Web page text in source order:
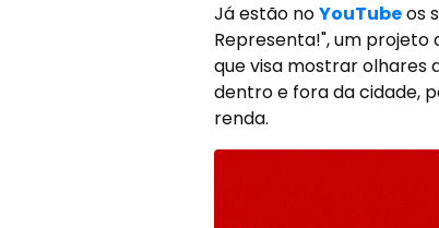
Já estão noYouTubeos
Representa!", um projeto
que visa mostrar olhares
dentro e fora da cidade,
renda.